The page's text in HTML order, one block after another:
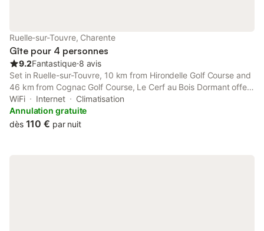
Ruelle-sur-Touvre, Charente
Gîte pour 4 personnes
9.2Fantastique⋅8 avis
Set in Ruelle-sur-Touvre, 10 km from Hirondelle Golf Course and
46 km from Cognac Golf Course, Le Cerf au Bois Dormant offers
a garden and air conditioning. This property offers access to a
terrace, free private parking and free WiFi.
WiFi Internet
Climatisation
Annulation gratuite
dès 110 € par nuit